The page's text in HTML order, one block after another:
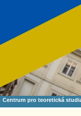
Centrum pro teoretická